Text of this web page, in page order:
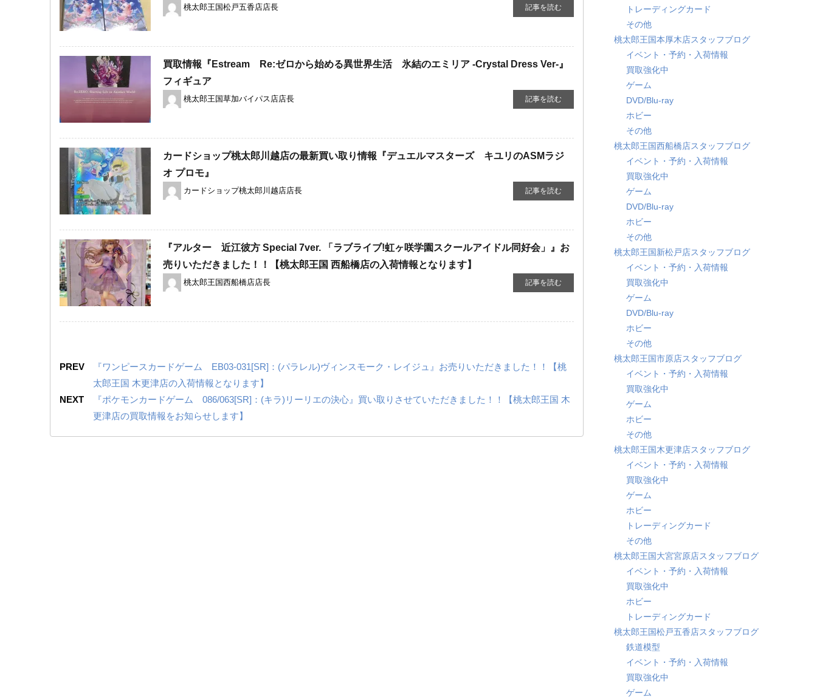
桃太郎王国松戸五香店店長 記事を読む
買取情報『Estream Re:ゼロから始める異世界生活 氷結のエミリア ​-Crystal ​Dress ​Ver-』
フィギュア
桃太郎王国草加バイパス店店長 記事を読む
カードショップ桃太郎川越店の最新買い取り情報『デュエルマスターズ キユリのASMラジ
オ ​プロモ』
カードショップ桃太郎川越店店長 記事を読む
『アルター 近江彼方 ​Special ​7ver. ​「ラブライブ!虹ヶ咲学園スクールアイドル同好会」』お
売りいただきました！！【桃太郎王国 西船橋店の入荷情報となります】
桃太郎王国西船橋店店長 記事を読む
PREV
『ワンピースカードゲーム EB03-031[SR]：(パラレル)ヴィンスモーク・レイジュ』お売りいただきました！！【桃
太郎王国 木更津店の入荷情報となります】
NEXT
『ポケモンカードゲーム 086/063[SR]：(キラ)リーリエの決心』買い取りさせていただきました！！【桃太郎王国 木
更津店の買取情報をお知らせします】
トレーディングカード
その他
桃太郎王国本厚木店スタッフブログ
イベント・予約・入荷情報
買取強化中
ゲーム
DVD/Blu-ray
ホビー
その他
桃太郎王国西船橋店スタッフブログ
イベント・予約・入荷情報
買取強化中
ゲーム
DVD/Blu-ray
ホビー
その他
桃太郎王国新松戸店スタッフブログ
イベント・予約・入荷情報
買取強化中
ゲーム
DVD/Blu-ray
ホビー
その他
桃太郎王国市原店スタッフブログ
イベント・予約・入荷情報
買取強化中
ゲーム
ホビー
その他
桃太郎王国木更津店スタッフブログ
イベント・予約・入荷情報
買取強化中
ゲーム
ホビー
トレーディングカード
その他
桃太郎王国大宮宮原店スタッフブログ
イベント・予約・入荷情報
買取強化中
ホビー
トレーディングカード
桃太郎王国松戸五香店スタッフブログ
鉄道模型
イベント・予約・入荷情報
買取強化中
ゲーム